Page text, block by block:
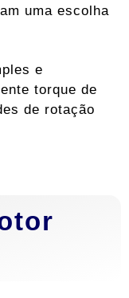
uma escolha
e
torque de
de rotação